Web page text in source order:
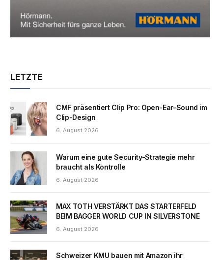
LETZTE
CMF präsentiert Clip Pro: Open-Ear-Sound im
Clip-Design
6. August 2026
Warum eine gute Security-Strategie mehr
braucht als Kontrolle
6. August 2026
MAX TOTH VERSTÄRKT DAS STARTERFELD
BEIM BAGGER WORLD CUP IN SILVERSTONE
6. August 2026
Schweizer KMU bauen mit Amazon ihr